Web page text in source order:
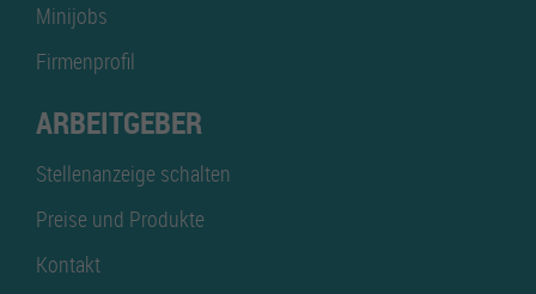
Minijobs
Firmenprofil
ARBEITGEBER
Stellenanzeige schalten
Preise und Produkte
Kontakt